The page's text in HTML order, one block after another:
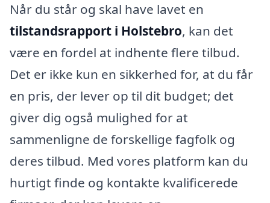
Når du står og skal have lavet en
tilstandsrapport i Holstebro, kan det
være en fordel at indhente flere tilbud.
Det er ikke kun en sikkerhed for, at du får
en pris, der lever op til dit budget; det
giver dig også mulighed for at
sammenligne de forskellige fagfolk og
deres tilbud. Med vores platform kan du
hurtigt finde og kontakte kvalificerede